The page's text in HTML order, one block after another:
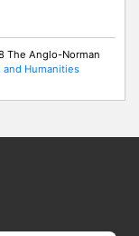
The Anglo-Norman
and Humanities